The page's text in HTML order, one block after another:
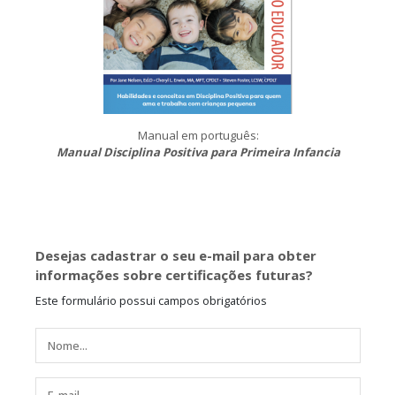
Manual em português:
Manual Disciplina Positiva para Primeira Infancia
Desejas cadastrar o seu e-mail para obter
informações sobre certificações futuras?
Este formulário possui campos obrigatórios